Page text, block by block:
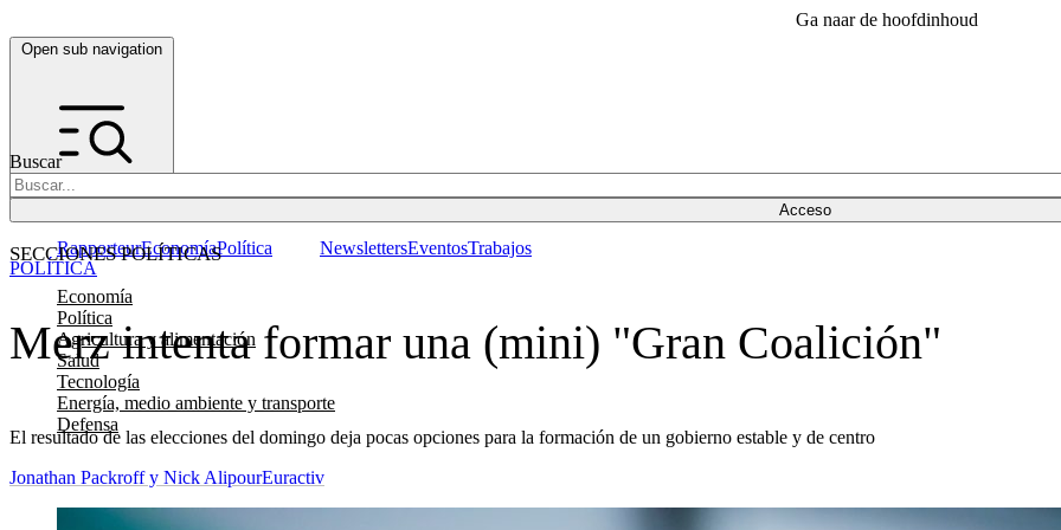
Ga naar de hoofdinhoud
Open sub navigation
Buscar
Acceso
SECCIONES POLÍTICAS
Economía
Política
Agricultura y alimentación
Salud
Tecnología
Energía, medio ambiente y transporte
Defensa
RapporteurEconomíaPolítica NewslettersEventosTrabajos
Merz intenta formar una (mini) "Gran Coalición"
El resultado de las elecciones del domingo deja pocas opciones para la formación de un gobierno estable y de centro
POLÍTICA
Jonathan Packroff y Nick AlipourEuractiv